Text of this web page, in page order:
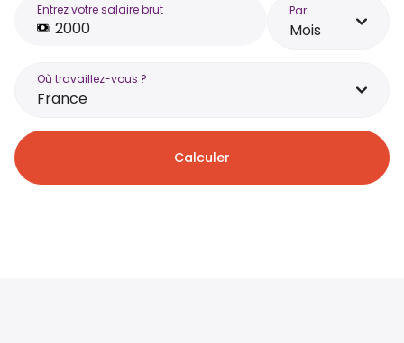
Entrez votre salaire brut Par
Mois
Où travaillez-vous ?
France
Calculer